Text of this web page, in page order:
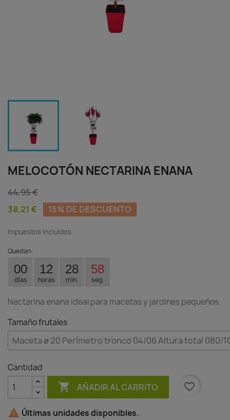
MELOCOTÓN NECTARINA ENANA
44,95 €
38,21 €
15% DE DESCUENTO
Impuestos incluidos
Quedan:
00
días
12
horas
28
min.
57
seg.
Nectarina enana ideal para macetas y jardines pequeños.
Tamaño frutales
Cantidad
 AÑADIR AL CARRITO favorite_border
 Últimas unidades disponibles.